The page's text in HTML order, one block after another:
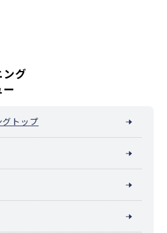
ング
トップ